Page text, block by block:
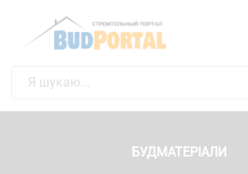
БУДМАТЕРІАЛИ